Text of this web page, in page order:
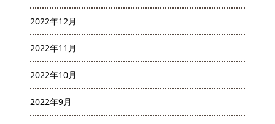
2022年12月
2022年11月
2022年10月
2022年9月